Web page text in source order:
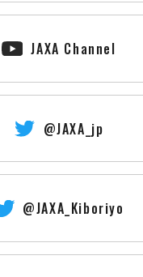
JAXA Channel
@JAXA_jp
@JAXA_Kiboriyo